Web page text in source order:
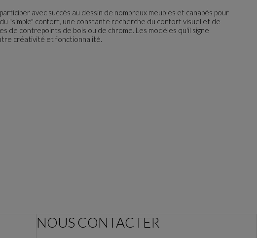
avec succès au dessin de nombreux meubles et canapés pour
"simple" confort, une constante recherche du confort visuel et de
de contrepoints de bois ou de chrome. Les modèles qu'il signe
créativité et fonctionnalité.
NOUS CONTACTER